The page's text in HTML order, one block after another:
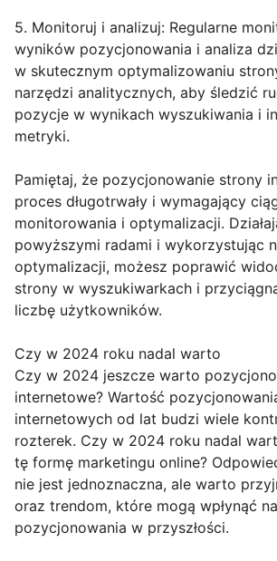
5. Monitoruj i analizuj: Regularne
wyników pozycjonowania i analiza
w skutecznym optymalizowaniu
narzędzi analitycznych, aby śledzić
pozycje w wynikach wyszukiwania i
metryki.
Pamiętaj, że pozycjonowanie strony
proces długotrwały i wymagający
monitorowania i optymalizacji.
powyższymi radami i wykorzystując
optymalizacji, możesz poprawić
strony w wyszukiwarkach i
liczbę użytkowników.
Czy w 2024 roku nadal warto
Czy w 2024 jeszcze warto
internetowe? Wartość
internetowych od lat budzi wiele
rozterek. Czy w 2024 roku nadal
tę formę marketingu online?
nie jest jednoznaczna, ale warto
oraz trendom, które mogą wpłynąć
pozycjonowania w przyszłości.